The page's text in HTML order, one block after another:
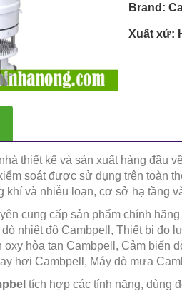
Brand:
Xuất xứ:
thiết kế và sản xuất hàng đầu
soát được sử dụng trên toàn
và nhiễu loạn, cơ sở hạ tầng
cung cấp sản phẩm chính
nhiệt độ Cambpell, Thiết bị đo
oxy hòa tan Cambpell, Cảm biến
hơi Cambpell, Máy dò mưa
tích hợp các tính năng, dùng